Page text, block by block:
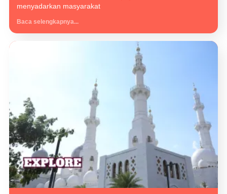
menyadarkan masyarakat
Baca selengkapnya...